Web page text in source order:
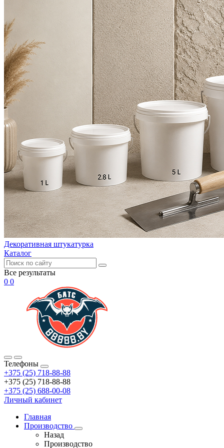
Декоративная штукатурка
Каталог
Все результаты
0 0
Телефоны
+375 (25) 718-88-88
+375 (25) 718-88-88
+375 (25) 688-00-08
Личный кабинет
Главная
Производство
Назад
Производство